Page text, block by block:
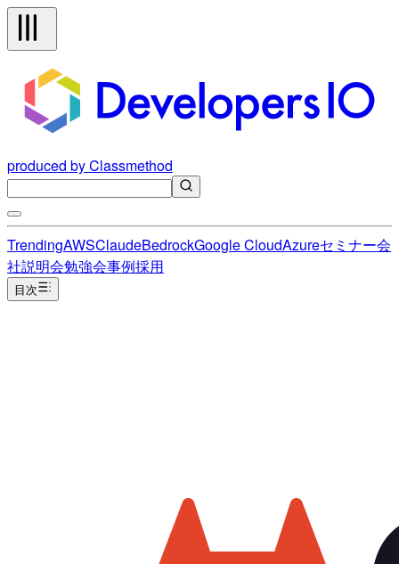
produced by Classmethod
TrendingAWSClaudeBedrockGoogle CloudAzureセミナー会
社説明会勉強会事例採用
目次